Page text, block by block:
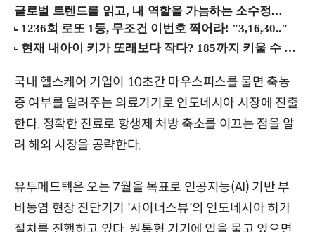
글로벌 트렌드를 읽고, 내 역할을 가늠하는 소수정예 실습 워크숍 (8/28 신논현역)
국내 헬스케어 기업이 10초간 마우스피스를 물면 축농
증 여부를 알려주는 의료기기로 인도네시아 시장에 진출
한다. 정확한 진료로 항생제 처방 축소를 이끄는 점을 알
려 해외 시장을 공략한다.
유투메드텍은 오는 7월을 목표로 인공지능(AI) 기반 부
비동염 현장 진단기기 '사이너스뷰'의 인도네시아 허가